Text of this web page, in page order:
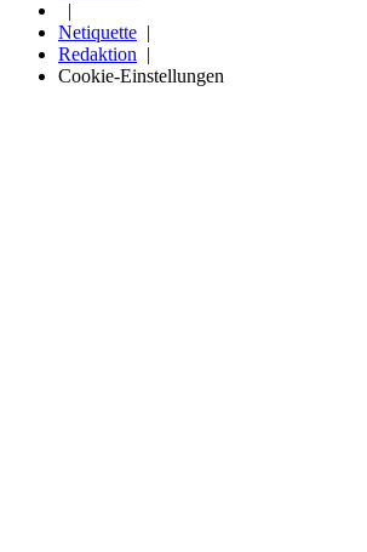
Netiquette
Redaktion
Cookie-Einstellungen